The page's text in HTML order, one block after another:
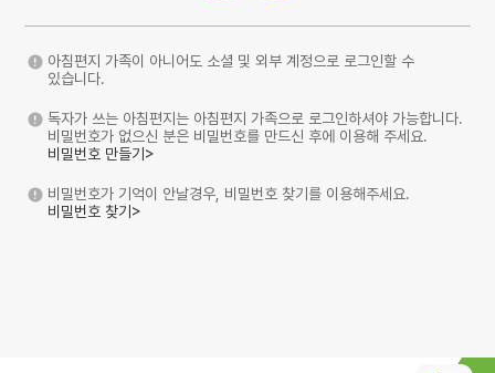
아침편지 가족이 아니어도 소셜 및 외부 계정으로 로그인할 수
있습니다.
독자가 쓰는 아침편지는 아침편지 가족으로 로그인하셔야 가능합니다.
비밀번호가 없으신 분은 비밀번호를 만드신 후에 이용해 주세요.
비밀번호 만들기>
비밀번호가 기억이 안날경우, 비밀번호 찾기를 이용해주세요.
비밀번호 찾기>